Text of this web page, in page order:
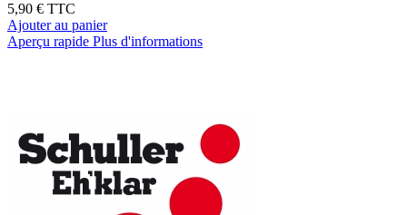
5,90 € TTC
Ajouter au panier
Aperçu rapide Plus d'informations